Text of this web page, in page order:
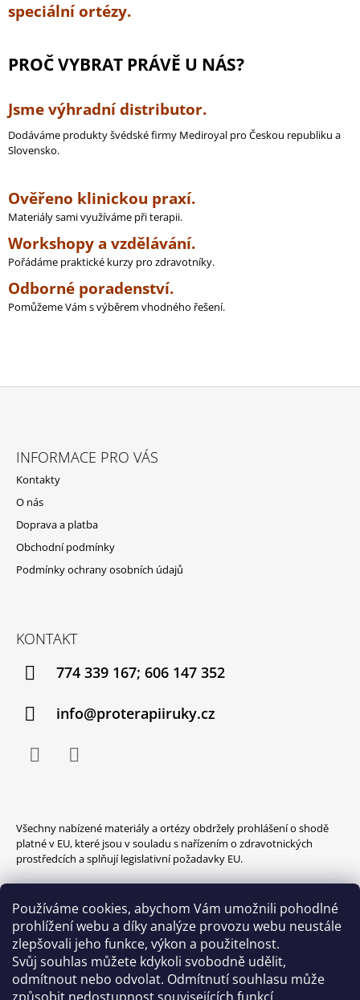
Používáme cookies, abychom Vám umožnili pohodlné
prohlížení webu a díky analýze provozu webu neustále
zlepšovali jeho funkce, výkon a použitelnost.
Svůj souhlas můžete kdykoli svobodně udělit,
odmítnout nebo odvolat. Odmítnutí souhlasu může
speciální ortézy.
PROČ VYBRAT PRÁVĚ U NÁS?
Jsme výhradní distributor.
Dodáváme produkty švédské firmy Mediroyal pro Českou republiku a
Slovensko.
Ověřeno klinickou praxí.
Materiály sami využíváme při terapii.
Workshopy a vzdělávání.
Pořádáme praktické kurzy pro zdravotníky.
Odborné poradenství.
Pomůžeme Vám s výběrem vhodného řešení.
INFORMACE PRO VÁS
Kontakty
O nás
Doprava a platba
Obchodní podmínky
Podmínky ochrany osobních údajů
KONTAKT
774 339 167; 606 147 352
info@proterapiiruky.cz
Všechny nabízené materiály a ortézy obdržely prohlášení o shodě
platné v EU, které jsou v souladu s nařízením o zdravotnických
prostředcích a splňují legislativní požadavky EU.